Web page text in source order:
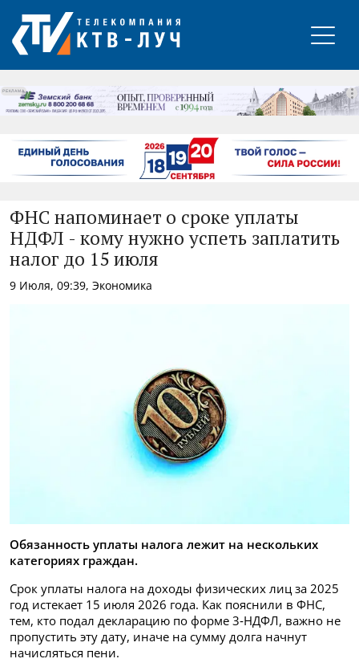
РЕКЛАМА
ФНС напоминает о сроке уплаты
НДФЛ - кому нужно успеть заплатить
налог до 15 июля
9 Июля, 09:39, Экономика
Обязанность уплаты налога лежит на нескольких
категориях граждан.
Срок уплаты налога на доходы физических лиц за 2025
год истекает 15 июля 2026 года. Как пояснили в ФНС,
тем, кто подал декларацию по форме 3‑НДФЛ, важно не
пропустить эту дату, иначе на сумму долга начнут
начисляться пени.